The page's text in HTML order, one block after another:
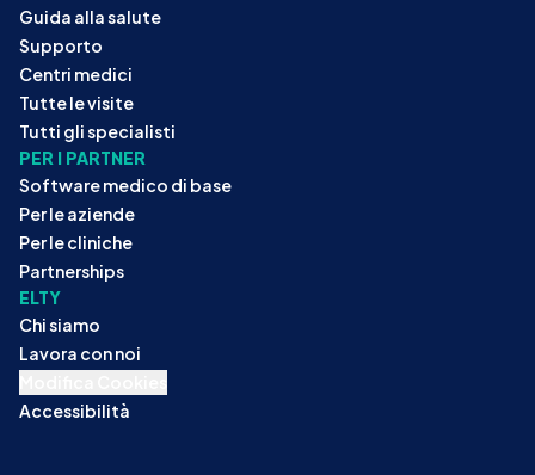
Guida alla salute
Supporto
Centri medici
Tutte le visite
Tutti gli specialisti
PER I PARTNER
Software medico di base
Per le aziende
Per le cliniche
Partnerships
ELTY
Chi siamo
Lavora con noi
Accessibilità